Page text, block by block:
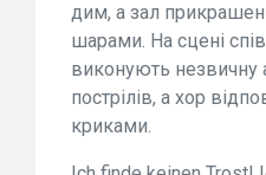
дим, а зал
шарами. На сцені
виконують незвичну
пострілів, а хор
криками.